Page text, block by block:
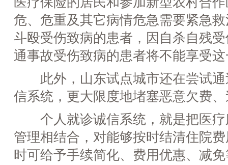
危、危重及其它病情危急需要紧急
斗殴受伤致病的患者，因自杀自残
通事故受伤致病的患者将不能享受
此外，山东试点城市还在尝试通
信系统，更大限度地堵塞恶意欠费
个人就诊诚信系统，就是把医疗
管理相结合，对能够按时结清住院
时可给予手续简化、费用优惠、减